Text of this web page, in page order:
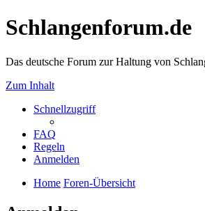
Schlangenforum.de
Das deutsche Forum zur Haltung von
Zum Inhalt
Schnellzugriff
FAQ
Regeln
Anmelden
Home Foren-Übersicht